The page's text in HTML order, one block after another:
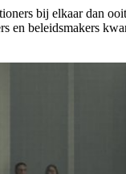
bij elkaar dan
beleidsmakers